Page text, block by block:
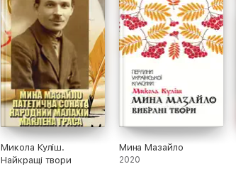
Микола Куліш.
Найкращі твори
Мина Мазайло
2020